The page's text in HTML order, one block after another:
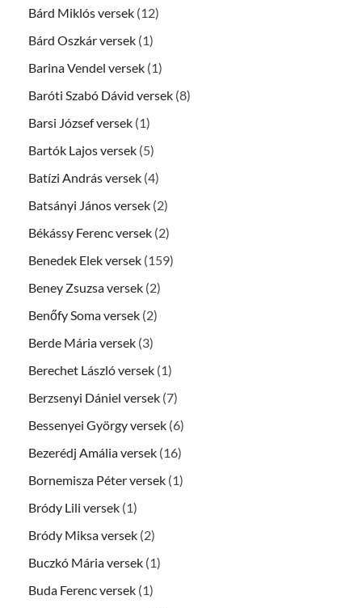
Bárd Miklós versek (12)
Bárd Oszkár versek (1)
Barina Vendel versek (1)
Baróti Szabó Dávid versek (8)
Barsi József versek (1)
Bartók Lajos versek (5)
Batízi András versek (4)
Batsányi János versek (2)
Békássy Ferenc versek (2)
Benedek Elek versek (159)
Beney Zsuzsa versek (2)
Benőfy Soma versek (2)
Berde Mária versek (3)
Berechet László versek (1)
Berzsenyi Dániel versek (7)
Bessenyei György versek (6)
Bezerédj Amália versek (16)
Bornemisza Péter versek (1)
Bródy Lili versek (1)
Bródy Miksa versek (2)
Buczkó Mária versek (1)
Buda Ferenc versek (1)